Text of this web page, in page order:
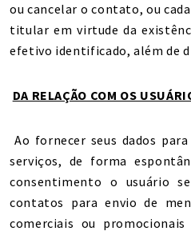
ou cancelar o contato, ou
titular em virtude da
efetivo identificado, além de
DA RELAÇÃO COM OS
Ao fornecer seus dados
serviços, de forma
consentimento o usuário
contatos para envio de
comerciais ou